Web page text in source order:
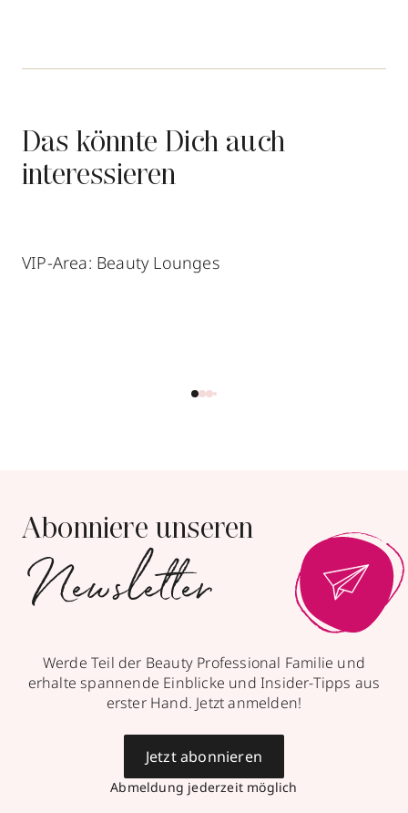
Das könnte Dich auch
interessieren
VIP-Area: Beauty Lounges
Abonniere unseren
Newsletter
mit Trends
& Aktionen
Werde Teil der Beauty Professional Familie und
erhalte spannende Einblicke und Insider-Tipps aus
erster Hand. Jetzt anmelden!
Abmeldung jederzeit möglich
Jetzt abonnieren